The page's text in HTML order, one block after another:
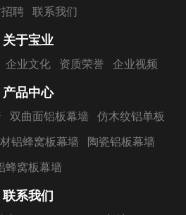
招聘 联系我们
关于宝业
企业文化 资质荣誉 企业视频
产品中心
双曲面铝板幕墙 仿木纹铝单板
铝蜂窝板幕墙 陶瓷铝板幕墙
蜂窝板幕墙
联系我们